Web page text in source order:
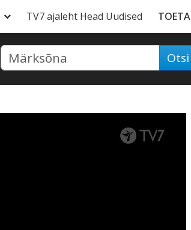
TV7 ajaleht Head Uudised TOETA
Otsi